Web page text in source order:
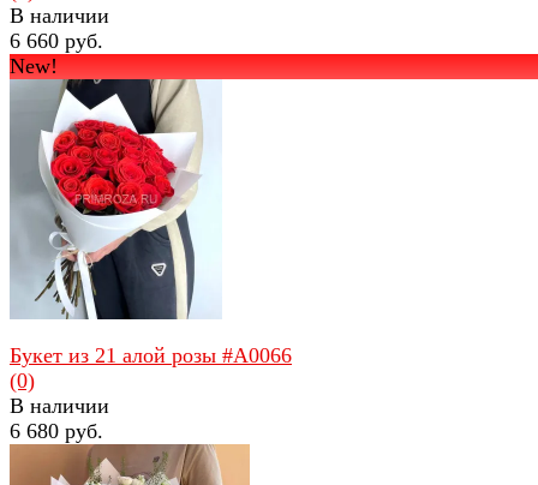
избранное сравнить
В наличии
6 660 руб.
New!
Букет из 21 алой розы #А0066
(0)
В наличии
6 680 руб.